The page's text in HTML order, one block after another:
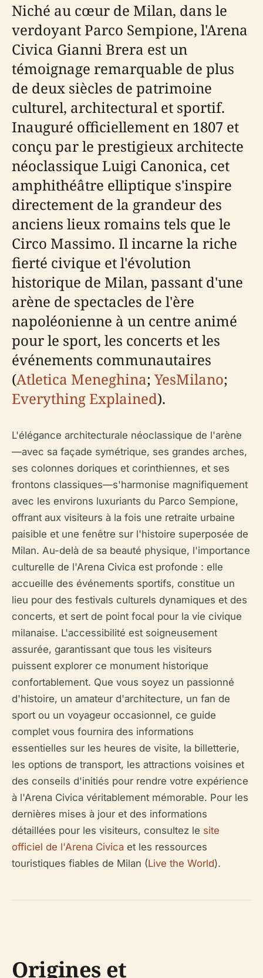
Niché au cœur de Milan, dans le
verdoyant Parco Sempione, l'Arena
Civica Gianni Brera est un
témoignage remarquable de plus
de deux siècles de patrimoine
culturel, architectural et sportif.
Inauguré officiellement en 1807 et
conçu par le prestigieux architecte
néoclassique Luigi Canonica, cet
amphithéâtre elliptique s'inspire
directement de la grandeur des
anciens lieux romains tels que le
Circo Massimo. Il incarne la riche
fierté civique et l'évolution
historique de Milan, passant d'une
arène de spectacles de l'ère
napoléonienne à un centre animé
pour le sport, les concerts et les
événements communautaires
(Atletica Meneghina; YesMilano;
Everything Explained).
L'élégance architecturale néoclassique de l'arène
—avec sa façade symétrique, ses grandes arches,
ses colonnes doriques et corinthiennes, et ses
frontons classiques—s'harmonise magnifiquement
avec les environs luxuriants du Parco Sempione,
offrant aux visiteurs à la fois une retraite urbaine
paisible et une fenêtre sur l'histoire superposée de
Milan. Au-delà de sa beauté physique, l'importance
culturelle de l'Arena Civica est profonde : elle
accueille des événements sportifs, constitue un
lieu pour des festivals culturels dynamiques et des
concerts, et sert de point focal pour la vie civique
milanaise. L'accessibilité est soigneusement
assurée, garantissant que tous les visiteurs
puissent explorer ce monument historique
confortablement. Que vous soyez un passionné
d'histoire, un amateur d'architecture, un fan de
sport ou un voyageur occasionnel, ce guide
complet vous fournira des informations
essentielles sur les heures de visite, la billetterie,
les options de transport, les attractions voisines et
des conseils d'initiés pour rendre votre expérience
à l'Arena Civica véritablement mémorable. Pour les
dernières mises à jour et des informations
détaillées pour les visiteurs, consultez le site
officiel de l'Arena Civica et les ressources
touristiques fiables de Milan (Live the World).
Origines et